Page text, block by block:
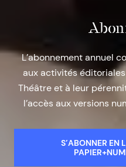
L’abonnement annuel
aux activités
Théâtre et à leur
l’accès aux versions
S’ABONNER EN